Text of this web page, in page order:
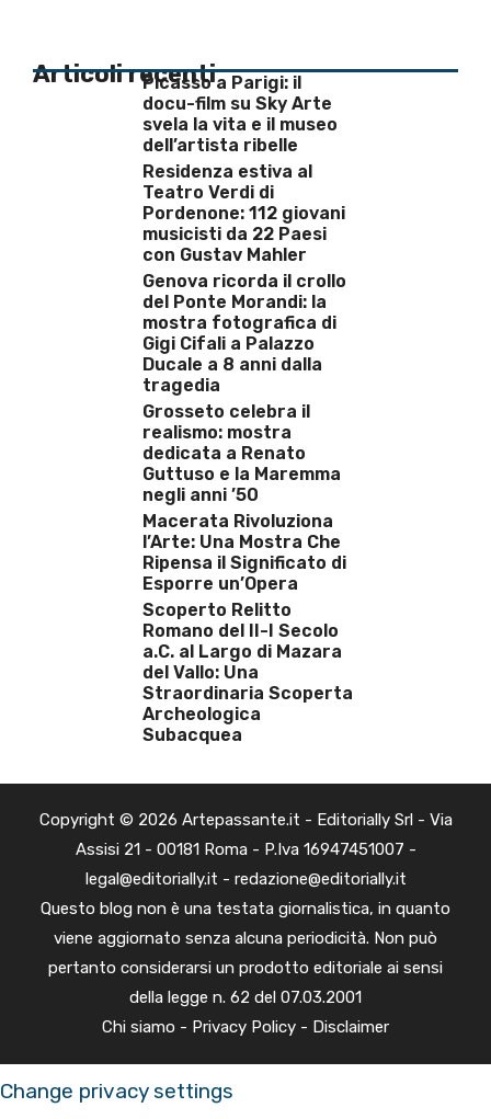
Articoli recentiPicasso a Parigi: il
docu-film su Sky Arte
svela la vita e il museo
dell’artista ribelle
Residenza estiva al
Teatro Verdi di
Pordenone: 112 giovani
musicisti da 22 Paesi
con Gustav Mahler
Genova ricorda il crollo
del Ponte Morandi: la
mostra fotografica di
Gigi Cifali a Palazzo
Ducale a 8 anni dalla
tragedia
Grosseto celebra il
realismo: mostra
dedicata a Renato
Guttuso e la Maremma
negli anni ’50
Macerata Rivoluziona
l’Arte: Una Mostra Che
Ripensa il Significato di
Esporre un’Opera
Scoperto Relitto
Romano del II-I Secolo
a.C. al Largo di Mazara
del Vallo: Una
Straordinaria Scoperta
Archeologica
Subacquea
Copyright © 2026 Artepassante.it - Editorially Srl - Via
Assisi 21 - 00181 Roma - P.Iva 16947451007 -
legal@editorially.it - redazione@editorially.it
Questo blog non è una testata giornalistica, in quanto
viene aggiornato senza alcuna periodicità. Non può
pertanto considerarsi un prodotto editoriale ai sensi
della legge n. 62 del 07.03.2001
Chi siamo - Privacy Policy - Disclaimer
Change privacy settings